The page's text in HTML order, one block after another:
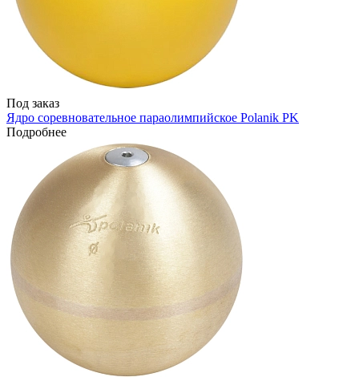
Под заказ
Ядро соревновательное параолимпийское Polanik PK
Подробнее